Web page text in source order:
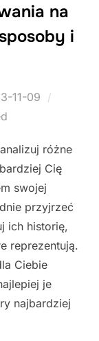
na
i
11-09
różne
Cię
swojej
przyjrzeć
ich historię,
reprezentują.
Ciebie
je
najbardziej